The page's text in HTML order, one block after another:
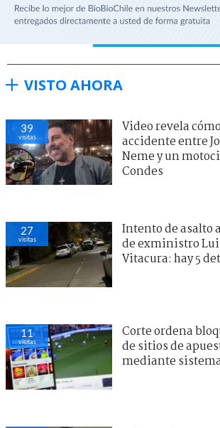
VISTO AHORA
39
visitas
Video revela
accidente entre
Neme y un
Condes
27
visitas
Intento de asalto
de exministro
Vitacura: hay 5
11
visitas
Corte ordena
de sitios de
mediante